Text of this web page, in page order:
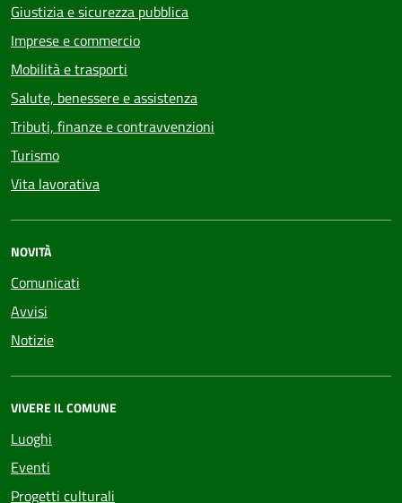
Giustizia e sicurezza pubblica
Imprese e commercio
Mobilità e trasporti
Salute, benessere e assistenza
Tributi, finanze e contravvenzioni
Turismo
Vita lavorativa
NOVITÀ
Comunicati
Avvisi
Notizie
VIVERE IL COMUNE
Luoghi
Eventi
Progetti culturali